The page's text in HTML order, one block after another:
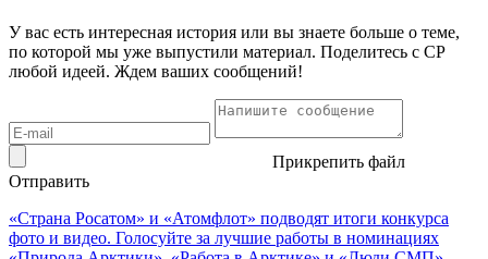
У вас есть интересная история или вы знаете больше о теме,
по которой мы уже выпустили материал. Поделитесь с СР
любой идеей. Ждем ваших сообщений!
Прикрепить файл
Отправить
«Страна Росатом» и «Атомфлот» подводят итоги конкурса
фото и видео. Голосуйте за лучшие работы в номинациях